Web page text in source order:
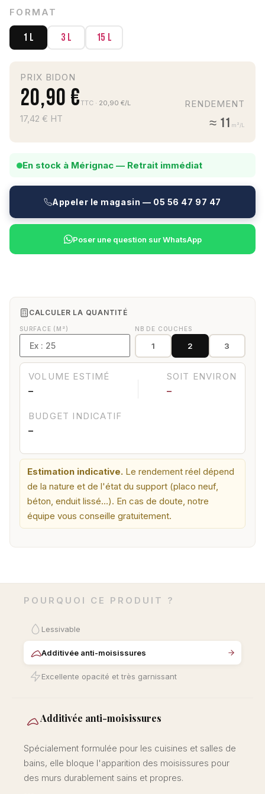
FORMAT
1 L 3 L 15 L
PRIX BIDON
20,90 €TTC · 20,90 €/L
17,42 € HT
RENDEMENT
≈ 11 m²/L
En stock à Mérignac — Retrait immédiat
Appeler le magasin — 05 56 47 97 47
Poser une question sur WhatsApp
CALCULER LA QUANTITÉ
SURFACE (M²) NB DE COUCHES
1 2 3
VOLUME ESTIMÉ
—
SOIT ENVIRON
—
BUDGET INDICATIF
—
Estimation indicative. Le rendement réel dépend
de la nature et de l'état du support (placo neuf,
béton, enduit lissé…). En cas de doute, notre
équipe vous conseille gratuitement.
POURQUOI CE PRODUIT ?
Lessivable
Additivée anti-moisissures
Excellente opacité et très garnissant
Additivée anti-moisissures
Spécialement formulée pour les cuisines et salles de
bains, elle bloque l'apparition des moisissures pour
des murs durablement sains et propres.